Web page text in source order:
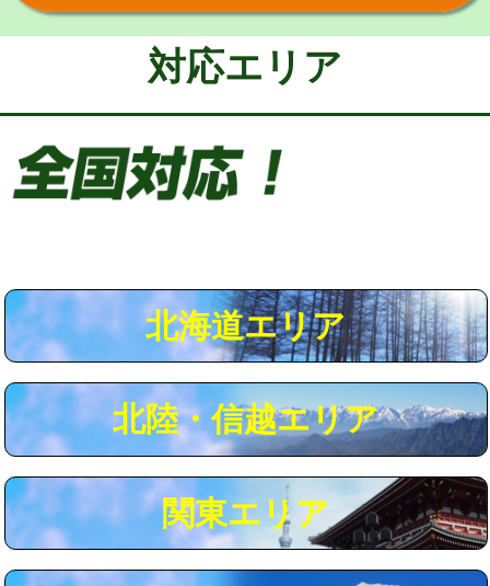
給水管工事※（保温材使用（バンド止
め込み）)
5,500円
給水管工事※（土の掘削・埋め戻し作
11,000円
給水管工事※（塩ビ管（VP・HI）使
用/3ｍまで)
給水管工事※（ライニング鋼管・銅
管・ポリ管・HT管使用/3ｍまで)
44,000円
給水管工事※（ライニング鋼管・銅
+8,800円
マス交換（土の掘削・埋め戻し作業） 11,000円~
マス交換（深さ50㎝以上） 66,000円
コンクリート斫り（厚さ10㎝まで） 27,500円
対応エリア
北海道エリア
北陸・信越エリア
関東エリア